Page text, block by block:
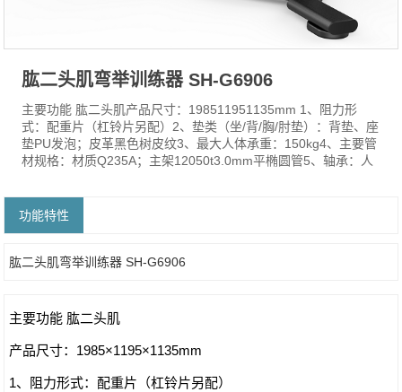
肱二头肌弯举训练器 SH-G6906
主要功能 肱二头肌产品尺寸：198511951135mm 1、阻力形
式：配重片（杠铃片另配）2、垫类（坐/背/胸/肘垫）：背垫、座
垫PU发泡；皮革黑色树皮纹3、最大人体承重：150kg4、主要管
材规格：材质Q235A；主架12050t3.0mm平椭圆管5、轴承：人
功能特性
肱二头肌弯举训练器 SH-G6906
主要功能 肱二头肌
产品尺寸：1985×1195×1135mm
1、阻力形式：配重片（杠铃片另配）